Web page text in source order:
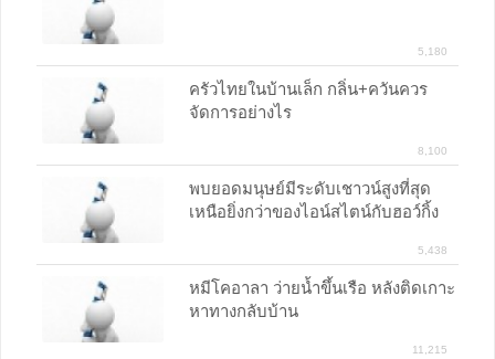
5,180
ครัวไทยในบ้านเล็ก กลิ่น+ควันควร
จัดการอย่างไร
8,100
พบยอดมนุษย์มีระดับเชาวน์สูงที่สุด
เหนือยิ่งกว่าของไอน์สไตน์กับฮอว์กิ้ง
5,438
หมีโคอาลา ว่ายน้ำขึ้นเรือ หลังติดเกาะ
หาทางกลับบ้าน
11,215